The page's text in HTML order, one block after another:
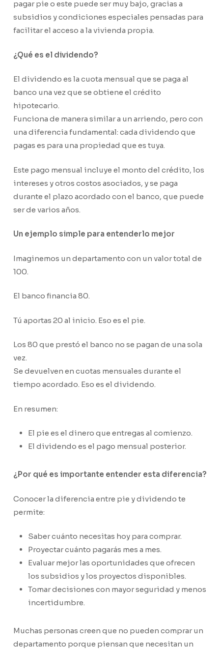
pagar pie o este puede ser muy bajo, gracias a
subsidios y condiciones especiales pensadas para
facilitar el acceso a la vivienda propia.
¿Qué es el dividendo?
El dividendo es la cuota mensual que se paga al
banco una vez que se obtiene el crédito
hipotecario.
Funciona de manera similar a un arriendo, pero con
una diferencia fundamental: cada dividendo que
pagas es para una propiedad que es tuya.
Este pago mensual incluye el monto del crédito, los
intereses y otros costos asociados, y se paga
durante el plazo acordado con el banco, que puede
ser de varios años.
Un ejemplo simple para entenderlo mejor
Imaginemos un departamento con un valor total de
100.
El banco financia 80.
Tú aportas 20 al inicio. Eso es el pie.
Los 80 que prestó el banco no se pagan de una sola
vez.
Se devuelven en cuotas mensuales durante el
tiempo acordado. Eso es el dividendo.
En resumen:
El pie es el dinero que entregas al comienzo.
El dividendo es el pago mensual posterior.
¿Por qué es importante entender esta diferencia?
Conocer la diferencia entre pie y dividendo te
permite:
Saber cuánto necesitas hoy para comprar.
Proyectar cuánto pagarás mes a mes.
Evaluar mejor las oportunidades que ofrecen
los subsidios y los proyectos disponibles.
Tomar decisiones con mayor seguridad y menos
incertidumbre.
Muchas personas creen que no pueden comprar un
departamento porque piensan que necesitan un